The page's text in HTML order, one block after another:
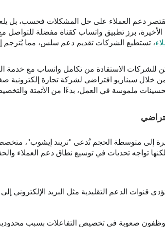
دعم العملاء على حل المشكلات فحسب، بل
الأخيرة، برز تطبيق واتساب كقناة مفضلة للتواصل
، تستطيع الشركات تقديم دعم سلس، مما يُترجم
الاستفادة من تكامل واتساب مع خدمة
من خلال سيناريو افتراضي لشركة تجارة
ملموسة في العمل، بدءًا من الأتمتة والتخصيص
إلى متوسطة الحجم تُدعى "تريند إيشوب"،
تواجه تحديات في توسيع نطاق دعم العملاء
قنوات الدعم التقليدية مثل البريد الإلكتروني
صعوبة في تخصيص التفاعلات بسبب